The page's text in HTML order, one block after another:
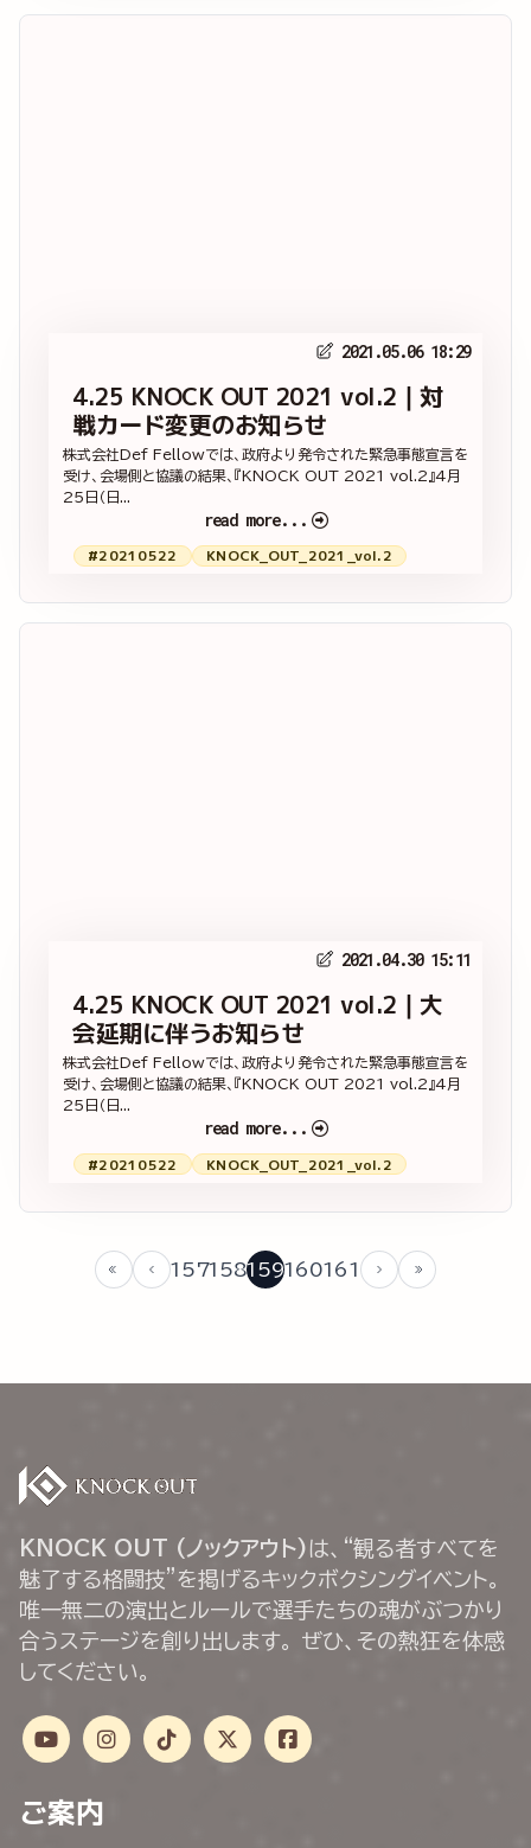
2021.05.06 18:29
4.25 KNOCK OUT 2021 vol.2｜対
戦カード変更のお知らせ
株式会社Def Fellowでは、政府より発令された緊急事態宣言を
受け、会場側と協議の結果、『KNOCK OUT 2021 vol.2』4月
25日（日...
read more...
#20210522 KNOCK_OUT_2021_vol.2
2021.04.30 15:11
4.25 KNOCK OUT 2021 vol.2｜大
会延期に伴うお知らせ
株式会社Def Fellowでは、政府より発令された緊急事態宣言を
受け、会場側と協議の結果、『KNOCK OUT 2021 vol.2』4月
25日（日...
read more...
#20210522 KNOCK_OUT_2021_vol.2
157158159160161
KNOCK OUT (ノックアウト) は、“観る者すべてを
魅了する格闘技”を掲げるキックボクシングイベント。
唯一無二の演出とルールで選手たちの魂がぶつかり
合うステージを創り出します。 ぜひ、その熱狂を体感
してください。
ご案内